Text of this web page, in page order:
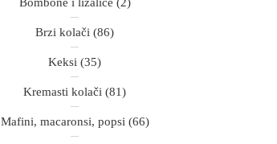
Brzi kolači (86)
Keksi (35)
Kremasti kolači (81)
Mafini, macaronsi, popsi (66)